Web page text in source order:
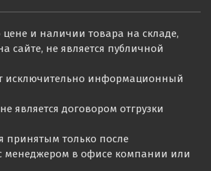
и наличии товара на складе,
сайте, не является публичной
исключительно информационный
является договором отгрузки
принятым только после
менеджером в офисе компании или